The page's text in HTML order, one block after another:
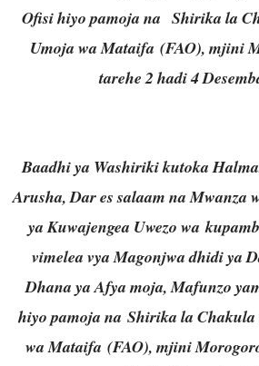
Ofisi hiyo pamoja na Shirika la
Umoja wa Mataifa (FAO), mjini
tarehe 2 hadi 4
Baadhi ya Washiriki kutoka
Arusha, Dar es salaam na Mwanza
ya Kuwajengea Uwezo wa
vimelea vya Magonjwa dhidi ya
Dhana ya Afya moja, Mafunzo
hiyo pamoja na Shirika la
wa Mataifa (FAO), mjini